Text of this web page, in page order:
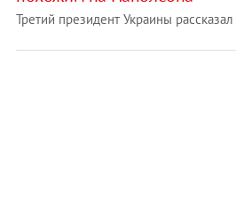
Третий президент Украины